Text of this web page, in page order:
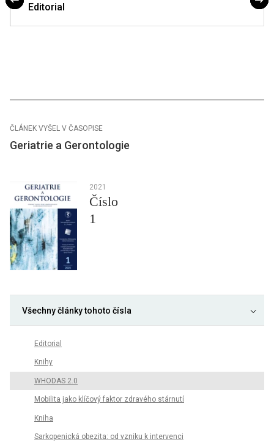
Editorial
ČLÁNEK VYŠEL V ČASOPISE
Geriatrie a Gerontologie
2021
Číslo
1
Všechny články tohoto čísla
Editorial
Knihy
WHODAS 2.0
Mobilita jako klíčový faktor zdravého stárnutí
Kniha
Sarkopenická obezita: od vzniku k intervenci